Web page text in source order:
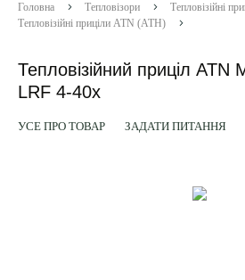
Головна Тепловізори
Тепловізійні
Тепловізійні приціли ATN (АТН)
Тепловізійний приціл ATN
LRF 4-40x
УСЕ ПРО ТОВАР ЗАДАТИ ПИТАННЯ